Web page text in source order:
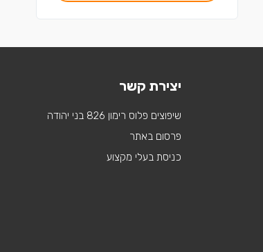
יצירת קשר
שיפוצים פלוס רימון 826 בני יהודה
פרסום באתר
כניסת בעלי מקצוע